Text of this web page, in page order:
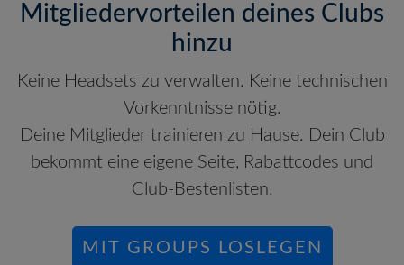
Mitgliedervorteilen deines Clubs
hinzu
Keine Headsets zu verwalten. Keine technischen
Vorkenntnisse nötig.
Deine Mitglieder trainieren zu Hause. Dein Club
bekommt eine eigene Seite, Rabattcodes und
Club-Bestenlisten.
MIT GROUPS LOSLEGEN